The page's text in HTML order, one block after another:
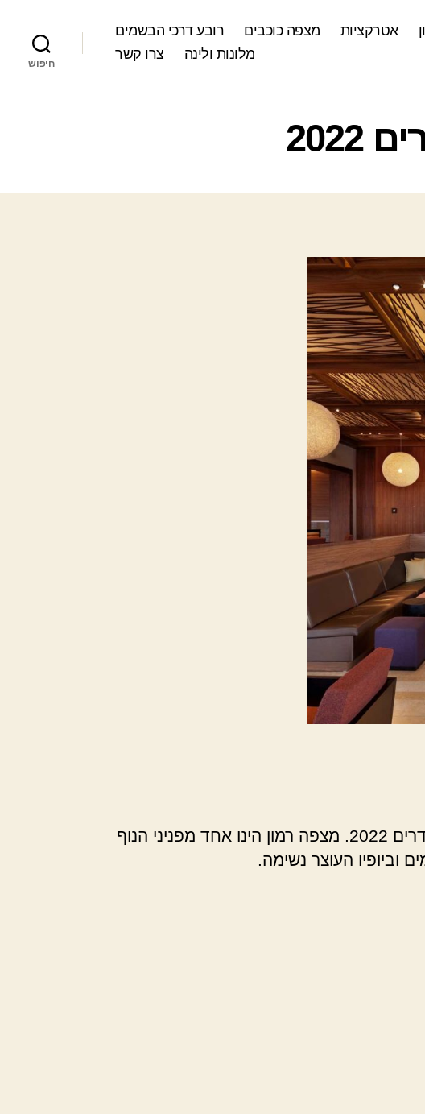
אטרקציות מצפה כוכבים
רובע דרכי הבשמים
מלונות ולינה
צרו קשר
חיפוש
– כל מה שאתם צריכים להבין בנושא מלון בראשית הזמנת חדרים 2022. מצפה רמון הינו אחד מפניני הנוף
העוצר נשימה.